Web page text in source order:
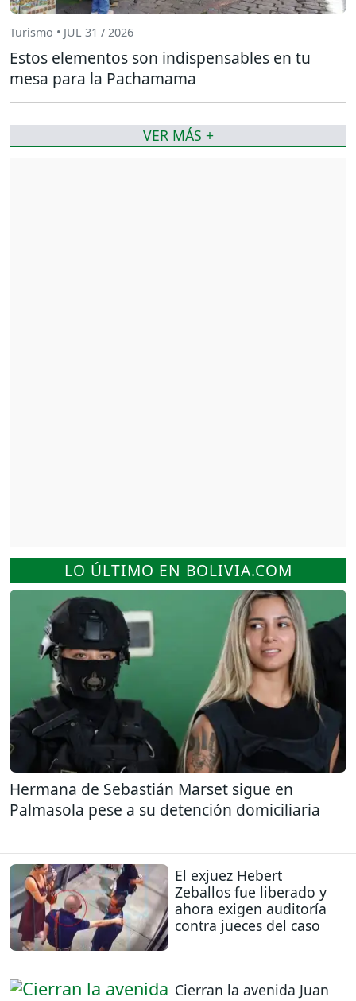
LO ÚLTIMO EN BOLIVIA.COM
Hermana de Sebastián Marset sigue en
Palmasola pese a su detención domiciliaria
El exjuez Hebert
Zeballos fue liberado y
ahora exigen auditoría
contra jueces del caso
Cierran la avenida Juan
Turismo • JUL 31 / 2026
Estos elementos son indispensables en tu
mesa para la Pachamama
VER MÁS +